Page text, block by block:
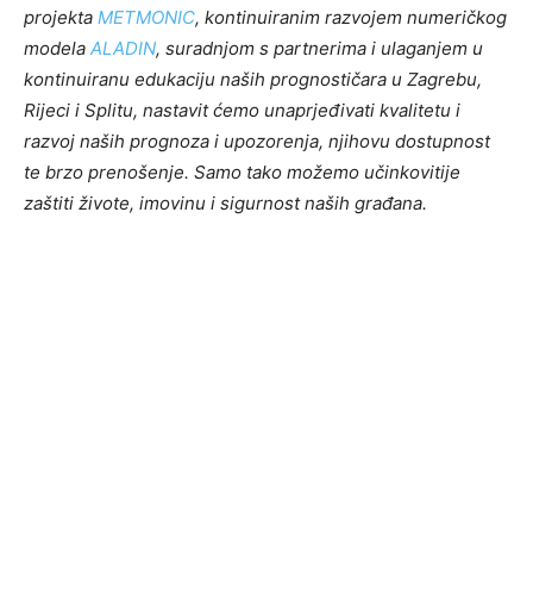
projekta METMONIC, kontinuiranim razvojem numeričkog
modela ALADIN, suradnjom s partnerima i ulaganjem u
kontinuiranu edukaciju naših prognostičara u Zagrebu,
Rijeci i Splitu, nastavit ćemo unaprjeđivati kvalitetu i
razvoj naših prognoza i upozorenja, njihovu dostupnost
te brzo prenošenje. Samo tako možemo učinkovitije
zaštiti živote, imovinu i sigurnost naših građana.